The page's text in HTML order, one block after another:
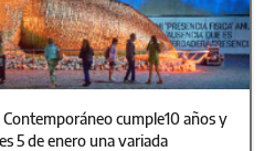
cumple10 años y
5 de enero una variada